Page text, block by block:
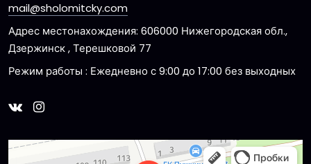
mail@sholomitcky.com
Адрес местонахождения: 606000 Нижегородская обл.,
Дзержинск , Терешковой 77
Режим работы : Ежедневно с 9:00 до 17:00 без выходных
Dzerzhinsk
Ulitsa Tereshkovoy, 77 — Yandex Maps